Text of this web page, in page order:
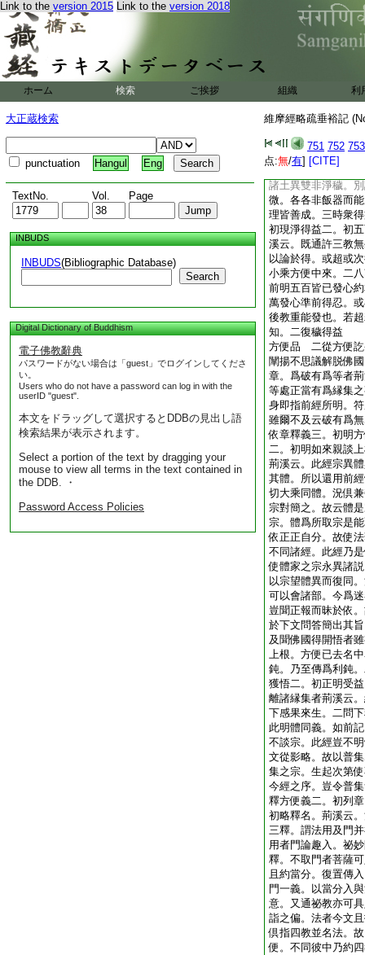
Link to the version 2015 Link to the version 2018
ホーム 検索 ご挨拶 組織 利
大正蔵検索
punctuation Hangul Eng
TextNo. Vol. Page
INBUDS
INBUDS(Bibliographic Database)
Search
Digital Dictionary of Buddhism
電子佛教辭典
パスワードがない場合は「guest」でログインしてくださ
い。
Users who do not have a password can log in with the
userID "guest".
本文をドラッグして選択するとDDBの見出し語
検索結果が表示されます。
Select a portion of the text by dragging your
mouse to view all terms in the text contained in
the DDB. ・
Password Access Policies
維摩經略疏垂裕記
751 752 753
点:無/有] [CITE]
亦成差也。問何故
論理。不當垢之與
寂光異諸土。故非
寂光。故非垢。異
不可以譬譬眞解脱
已如彼。通即如今
寂光並非垢淨。而
者果報望寂光器色
一飯色上有器飯二
寂光展轉復相比器
展轉互相比亦名飯
諸土異雙非淨穢。
微。各各非飯器而
理皆善成。三時衆
初現淨得益二。初
溪云。既通許三教
以論於得。或超或
小乘方便中來。二
前明五百皆已發心
萬發心準前得忍。
後教重能發也。若
知。二復穢得益
方便品 二從方便訖
闡揚不思議解脱佛
章。爲破有爲等者
等處正當有爲縁集
身即指前經所明。
雖爾不及云破有爲
依章釋義三。初明
二。初明如來親談
荊溪云。此經宗異
其體。所以還用前
切大乘同體。況倶
宗對簡之。故云體
宗。體爲所取宗是
依正正自分。故使
不同諸經。此經乃
使體家之宗永異諸
以宗望體異而復同
可以會諸部。今爲
豈聞正報而昧於依
於下文問答簡出其
及聞佛國得開悟者
上根。方便已去名
鈍。乃至傳爲利鈍
獲悟二。初正明受
離諸縁集者荊溪云
下感果來生。二問
此明體同義。如前
不談宗。此經豈不
文從影略。故以普
集之宗。生起次第
今經之序。豈令普
釋方便義二。初列
初略釋名。荊溪云
三釋。謂法用及門
用者門論趣入。祕
釋。不取門者菩薩
且約當分。復置傳
門一義。以當分入
意。又通祕教亦可
詣之偏。法者今文
倶指四教並名法。
便。不同彼中乃約